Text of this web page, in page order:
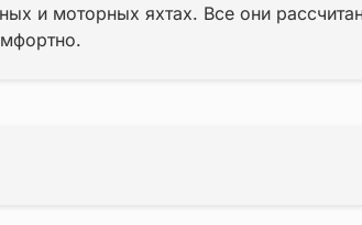
и моторных яхтах. Все они